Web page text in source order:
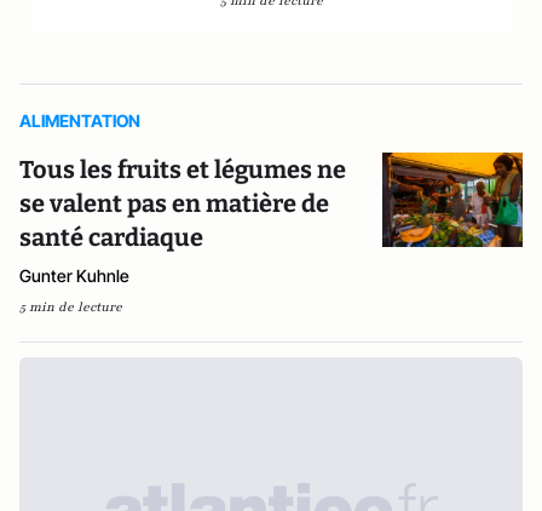
ALIMENTATION
Tous les fruits et légumes ne
se valent pas en matière de
santé cardiaque
Gunter Kuhnle
5 min de lecture